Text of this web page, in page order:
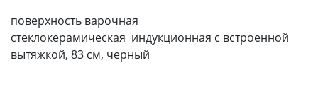
поверхность варочная
стеклокерамическая индукционная с встроенной
вытяжкой, 83 см, черный